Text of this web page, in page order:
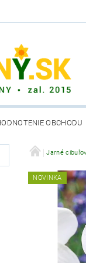
OBCHODU
Jarné
NOVINKA